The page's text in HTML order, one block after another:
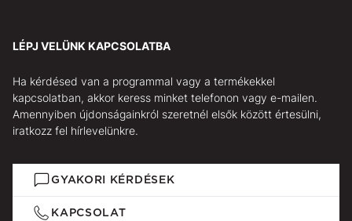
LÉPJ VELÜNK KAPCSOLATBA
Ha kérdésed van a programmal vagy a termékekkel
kapcsolatban, akkor keress minket telefonon vagy e-mailen.
Amennyiben újdonságainkról szeretnél elsők között értesülni,
iratkozz fel hírlevelünkre.
GYAKORI KÉRDÉSEK
KAPCSOLAT